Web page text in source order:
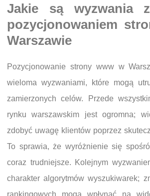
Jakie są wyzwania
pozycjonowaniem
Warszawie
Pozycjonowanie strony www w
wieloma wyzwaniami, które mogą
zamierzonych celów. Przede
rynku warszawskim jest ogromna;
zdobyć uwagę klientów poprzez
To sprawia, że wyróżnienie się
coraz trudniejsze. Kolejnym
charakter algorytmów wyszukiwarek;
rankingowych mogą wpłynąć na